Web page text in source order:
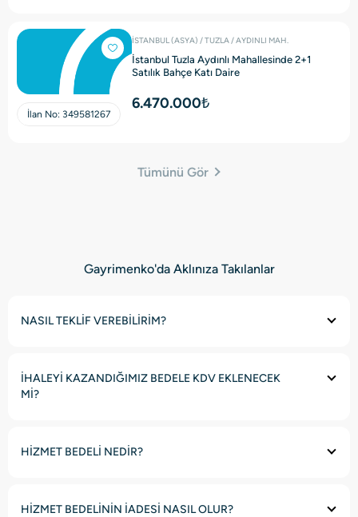
İlan No: 349581267
İSTANBUL (ASYA) / TUZLA / AYDINLI MAH.
İstanbul Tuzla Aydınlı Mahallesinde 2+1
Satılık Bahçe Katı Daire
6.470.000₺
Tümünü Gör
Gayrimenko'da Aklınıza Takılanlar
NASIL TEKLİF VEREBİLİRİM?
İHALEYİ KAZANDIĞIMIZ BEDELE KDV EKLENECEK
Mİ?
HİZMET BEDELİ NEDİR?
HİZMET BEDELİNİN İADESİ NASIL OLUR?